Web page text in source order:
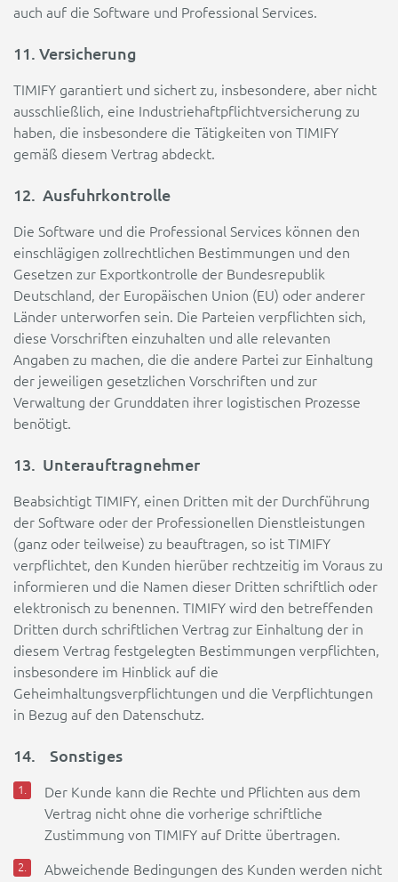
auch auf die Software und Professional Services.
11. Versicherung
TIMIFY garantiert und sichert zu, insbesondere, aber nicht
ausschließlich, eine Industriehaftpflichtversicherung zu
haben, die insbesondere die Tätigkeiten von TIMIFY
gemäß diesem Vertrag abdeckt.
12. Ausfuhrkontrolle
Die Software und die Professional Services können den
einschlägigen zollrechtlichen Bestimmungen und den
Gesetzen zur Exportkontrolle der Bundesrepublik
Deutschland, der Europäischen Union (EU) oder anderer
Länder unterworfen sein. Die Parteien verpflichten sich,
diese Vorschriften einzuhalten und alle relevanten
Angaben zu machen, die die andere Partei zur Einhaltung
der jeweiligen gesetzlichen Vorschriften und zur
Verwaltung der Grunddaten ihrer logistischen Prozesse
benötigt.
13. Unterauftragnehmer
Beabsichtigt TIMIFY, einen Dritten mit der Durchführung
der Software oder der Professionellen Dienstleistungen
(ganz oder teilweise) zu beauftragen, so ist TIMIFY
verpflichtet, den Kunden hierüber rechtzeitig im Voraus zu
informieren und die Namen dieser Dritten schriftlich oder
elektronisch zu benennen. TIMIFY wird den betreffenden
Dritten durch schriftlichen Vertrag zur Einhaltung der in
diesem Vertrag festgelegten Bestimmungen verpflichten,
insbesondere im Hinblick auf die
Geheimhaltungsverpflichtungen und die Verpflichtungen
in Bezug auf den Datenschutz.
14. Sonstiges
Der Kunde kann die Rechte und Pflichten aus dem
Vertrag nicht ohne die vorherige schriftliche
Zustimmung von TIMIFY auf Dritte übertragen.
Abweichende Bedingungen des Kunden werden nicht